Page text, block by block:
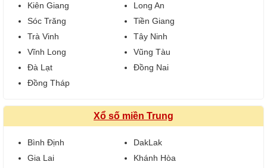
Kiên Giang
Long An
Sóc Trăng
Tiền Giang
Trà Vinh
Tây Ninh
Vĩnh Long
Vũng Tàu
Đà Lạt
Đồng Nai
Đồng Tháp
Xổ số miền Trung
Bình Định
DakLak
Gia Lai
Khánh Hòa